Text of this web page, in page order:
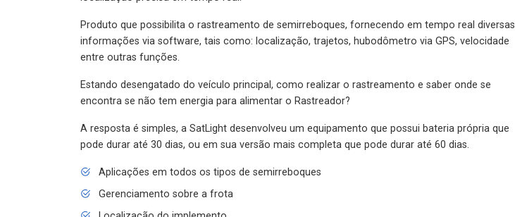
Produto que possibilita o rastreamento de semirreboques, fornecendo em tempo real diversas
informações via software, tais como: localização, trajetos, hubodômetro via GPS, velocidade
entre outras funções.
Estando desengatado do veículo principal, como realizar o rastreamento e saber onde se
encontra se não tem energia para alimentar o Rastreador?
A resposta é simples, a SatLight desenvolveu um equipamento que possui bateria própria que
pode durar até 30 dias, ou em sua versão mais completa que pode durar até 60 dias.
Aplicações em todos os tipos de semirreboques
Gerenciamento sobre a frota
Localização do implemento